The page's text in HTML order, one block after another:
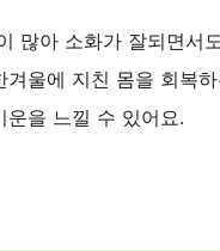
많아 소화가 잘되면서
울에 지친 몸을 회복
을 느낄 수 있어요.